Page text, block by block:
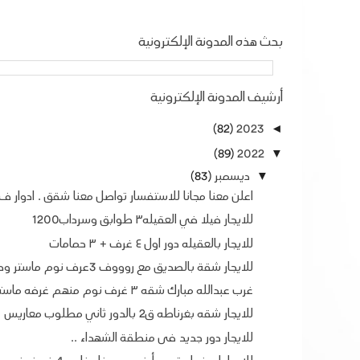
بحث هذه المدونة الإلكترونية
أرشيف المدونة الإلكترونية
◄
2023
(82)
▼
2022
(89)
▼ ديسمبر(83)
اعلن معنا مجانا للاستفسار تواصل معنا شقق . ادوار
للايجار فيلا في العقيله٣ طوابق وسرداب1200
للايجار بالعقيله دور اول ٤ غرف + ٣ حمامات
للايجار شقة بالصديق مع روووف 3عرف نوم ماستر وصالة...
غرب عبدالله مبارك شقه ٣ غرف نوم منهم غرفه ماستر
للايجار شقه بغرناطه ق2 بالدور ثاني مطلوب معاريس
للايجار دور جديد فى منطقة الشهداء ..